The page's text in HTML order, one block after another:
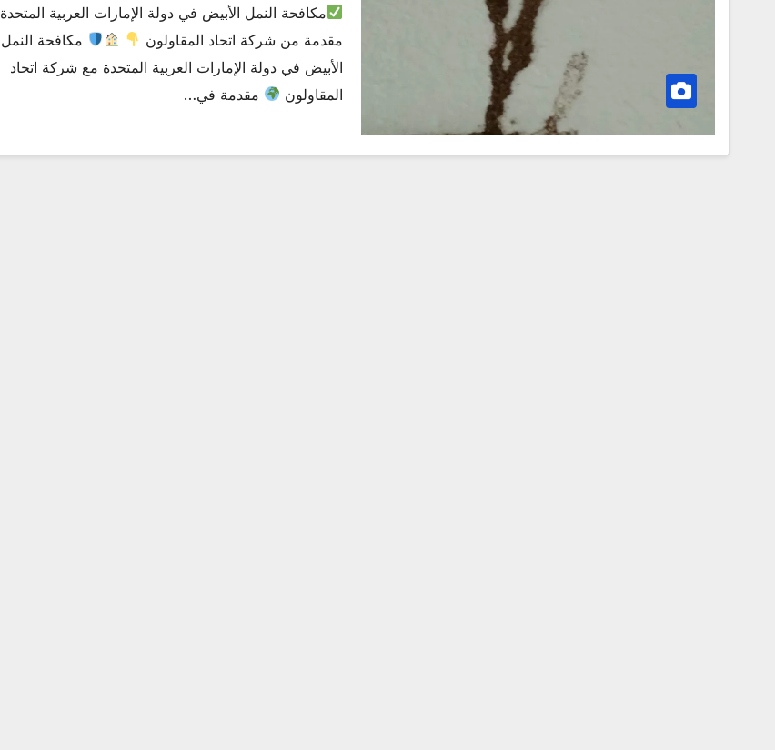
مكافحة النمل الأبيض في دولة الإمارات العربية المتحدة
مقدمة من شركة اتحاد المقاولون
مكافحة النمل
الأبيض في دولة الإمارات العربية المتحدة مع شركة اتحاد
المقاولون
مقدمة في…